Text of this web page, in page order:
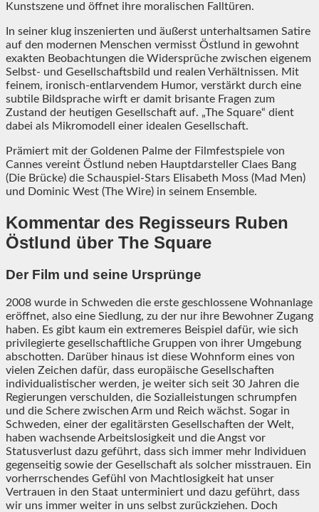
Kunstszene und öffnet ihre moralischen Falltüren.
In seiner klug inszenierten und äußerst unterhaltsamen Satire
auf den modernen Menschen vermisst Östlund in gewohnt
exakten Beobachtungen die Widersprüche zwischen eigenem
Selbst- und Gesellschaftsbild und realen Verhältnissen. Mit
feinem, ironisch-entlarvendem Humor, verstärkt durch eine
subtile Bildsprache wirft er damit brisante Fragen zum
Zustand der heutigen Gesellschaft auf. „The Square“ dient
dabei als Mikromodell einer idealen Gesellschaft.
Prämiert mit der Goldenen Palme der Filmfestspiele von
Cannes vereint Östlund neben Hauptdarsteller Claes Bang
(Die Brücke) die Schauspiel-Stars Elisabeth Moss (Mad Men)
und Dominic West (The Wire) in seinem Ensemble.
Kommentar des Regisseurs Ruben
Östlund über The Square
Der Film und seine Ursprünge
2008 wurde in Schweden die erste geschlossene Wohnanlage
eröffnet, also eine Siedlung, zu der nur ihre Bewohner Zugang
haben. Es gibt kaum ein extremeres Beispiel dafür, wie sich
privilegierte gesellschaftliche Gruppen von ihrer Umgebung
abschotten. Darüber hinaus ist diese Wohnform eines von
vielen Zeichen dafür, dass europäische Gesellschaften
individualistischer werden, je weiter sich seit 30 Jahren die
Regierungen verschulden, die Sozialleistungen schrumpfen
und die Schere zwischen Arm und Reich wächst. Sogar in
Schweden, einer der egalitärsten Gesellschaften der Welt,
haben wachsende Arbeitslosigkeit und die Angst vor
Statusverlust dazu geführt, dass sich immer mehr Individuen
gegenseitig sowie der Gesellschaft als solcher misstrauen. Ein
vorherrschendes Gefühl von Machtlosigkeit hat unser
Vertrauen in den Staat unterminiert und dazu geführt, dass
wir uns immer weiter in uns selbst zurückziehen. Doch